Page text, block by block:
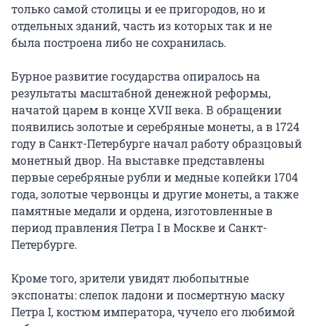
только самой столицы и ее пригородов, но и
отдельных зданий, часть из которых так и не
была построена либо не сохранилась.
Бурное развитие государства опиралось на
результаты масштабной денежной реформы,
начатой царем в конце XVII века. В обращении
появились золотые и серебряные монеты, а в 1724
году в Санкт-Петербурге начал работу образцовый
монетный двор. На выставке представлены
первые серебряные рубли и медные копейки 1704
года, золотые червонцы и другие монеты, а также
памятные медали и ордена, изготовленные в
период правления Петра I в Москве и Санкт-
Петербурге.
Кроме того, зрители увидят любопытные
экспонаты: слепок ладони и посмертную маску
Петра I, костюм императора, чучело его любимой